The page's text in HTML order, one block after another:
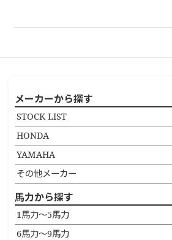
メーカーから探す
STOCK LIST
HONDA
YAMAHA
その他メーカー
馬力から探す
1馬力〜5馬力
6馬力〜9馬力